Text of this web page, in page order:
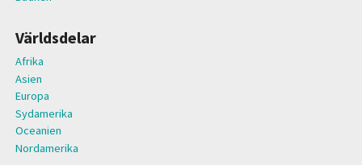
Världsdelar
Afrika
Asien
Europa
Sydamerika
Oceanien
Nordamerika